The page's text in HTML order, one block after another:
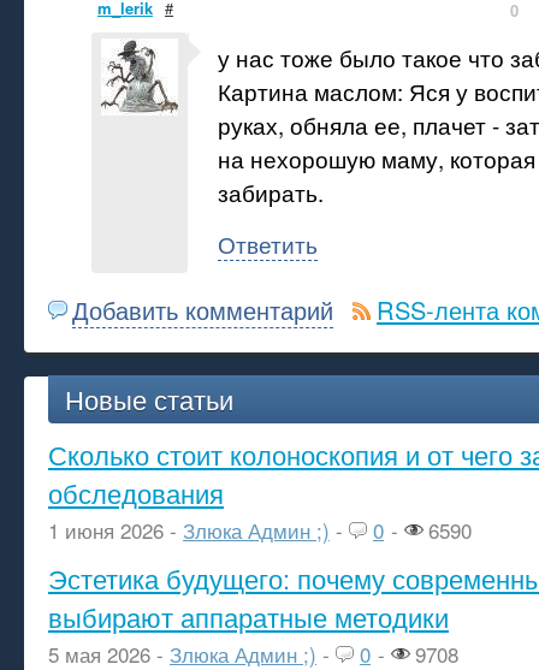
m_lerik # 0
у нас тоже было такое что
Картина маслом: Яся у
руках, обняла ее, плачет -
на нехорошую маму,
забирать.
Ответить
Добавить комментарий RSS-лента
Новые статьи
Сколько стоит колоноскопия и от чего
обследования
1 июня 2026 - Злюка Админ ;) - 0 - 6590
Эстетика будущего: почему
выбирают аппаратные методики
5 мая 2026 - Злюка Админ ;) - 0 - 9708